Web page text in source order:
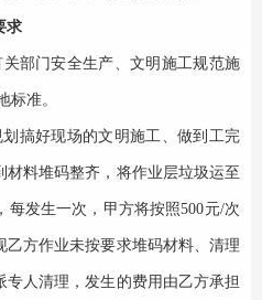
求
部门安全生产、文明施工规范施
标准。
搞好现场的文明施工、做到工完
料堆码整齐，将作业层垃圾运至
发生一次，甲方将按照500元/次
乙方作业未按要求堆码材料、清理
人清理，发生的费用由乙方承担